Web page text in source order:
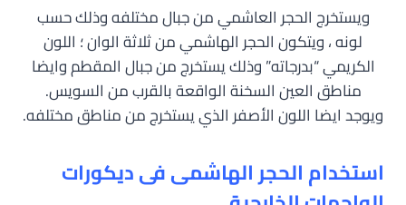
ويستخرج الحجر العاشمي من جبال مختلفه وذلك حسب
لونه ، ويتكون الحجر الهاشمي من ثلاثة الوان ؛ اللون
الكريمي “بدرجاته” وذلك يستخرج من جبال المقطم وايضا
مناطق العين السخنة الواقعة بالقرب من السويس.
ويوجد ايضا اللون الأصفر الذي يستخرج من مناطق مختلفه.
استخدام الحجر الهاشمى فى ديكورات